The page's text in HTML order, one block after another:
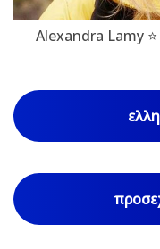
Alexandra Lamy